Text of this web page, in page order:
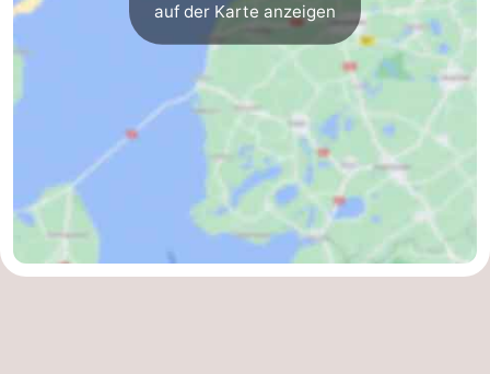
Sport
Radfahren
Wandern
-
Reiten
-
auf der Karte anzeigen